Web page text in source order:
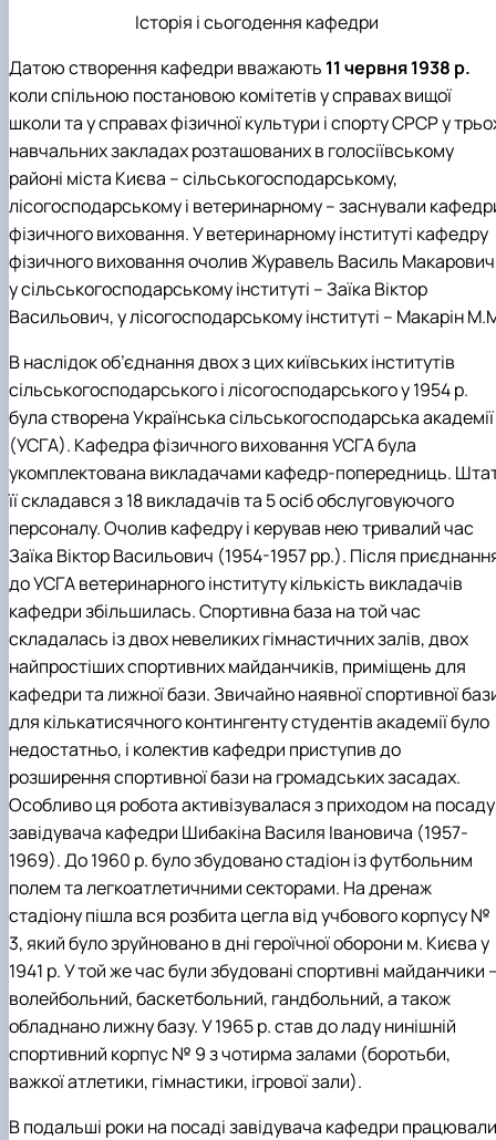
Історія і сьогодення кафедри
Датою створення кафедри вважають 11 червня 1938 р.
коли спільною постановою комітетів у справах вищої
школи та у справах фізичної культури і спорту СРСР у
навчальних закладах розташованих в голосіївському
районі міста Києва – сільськогосподарському,
лісогосподарському і ветеринарному – заснували
фізичного виховання. У ветеринарному інституті кафедру
фізичного виховання очолив Журавель Василь
у сільськогосподарському інституті – Заїка Віктор
Васильович, у лісогосподарському інституті – Макарін
В наслідок об’єднання двох з цих київських інститутів
сільськогосподарського і лісогосподарського у 1954 р.
була створена Українська сільськогосподарська академії
(УСГА). Кафедра фізичного виховання УСГА була
укомплектована викладачами кафедр-попередниць.
її складався з 18 викладачів та 5 осіб обслуговуючого
персоналу. Очолив кафедру і керував нею тривалий час
Заїка Віктор Васильович (1954-1957 рр.). Після
до УСГА ветеринарного інституту кількість викладачів
кафедри збільшилась. Спортивна база на той час
складалась із двох невеликих гімнастичних залів, двох
найпростіших спортивних майданчиків, приміщень для
кафедри та лижної бази. Звичайно наявної спортивної
для кількатисячного контингенту студентів академії було
недостатньо, і колектив кафедри приступив до
розширення спортивної бази на громадських засадах.
Особливо ця робота активізувалася з приходом на посаду
завідувача кафедри Шибакіна Василя Івановича (1957-
1969). До 1960 р. було збудовано стадіон із футбольним
полем та легкоатлетичними секторами. На дренаж
стадіону пішла вся розбита цегла від учбового корпусу №
3, який було зруйновано в дні героїчної оборони м. Києва у
1941 р. У той же час були збудовані спортивні майданчики
волейбольний, баскетбольний, гандбольний, а також
обладнано лижну базу. У 1965 р. став до ладу нинішній
спортивний корпус № 9 з чотирма залами (боротьби,
важкої атлетики, гімнастики, ігрової зали).
В подальші роки на посаді завідувача кафедри працювали